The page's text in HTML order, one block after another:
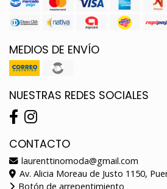
MEDIOS DE ENVÍO
NUESTRAS REDES SOCIALES
CONTACTO
laurenttinomoda@gmail.com
Av. Alicia Moreau de Justo 1150,
Botón de arrepentimiento